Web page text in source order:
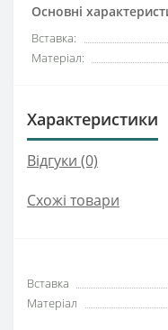
Основні
Вставка:
Матеріал:
Характеристики
Відгуки (0)
Схожі товари
Вставка
Матеріал